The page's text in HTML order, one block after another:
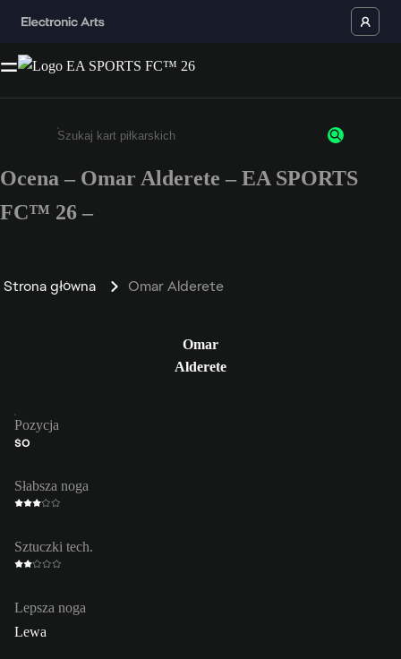
Wpisz co najmniej 3 znaki lub cyfry.
Ocena – Omar Alderete – EA SPORTS
FC™ 26 –
Strona główna Omar Alderete
Omar
Alderete
Pozycja
ŚO
Słabsza noga
Sztuczki tech.
Lepsza noga
Lewa